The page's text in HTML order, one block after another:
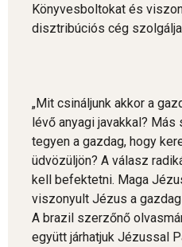
Könyvesboltokat és
disztribúciós cég
„Mit csináljunk akkor a
lévő anyagi javakkal?
tegyen a gazdag, hogy
üdvözüljön? A válasz
kell befektetni. Maga
viszonyult Jézus a
A brazil szerzőnő
együtt járhatjuk Jézussal